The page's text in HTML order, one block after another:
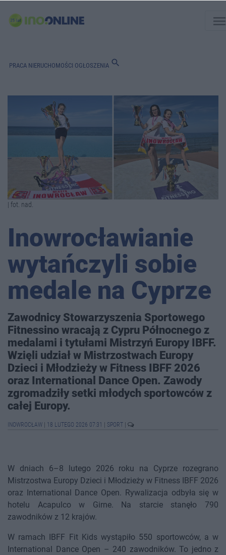
PRACA NIERUCHOMOŚCI OGŁOSZENIA search
| fot. nad.
Inowrocławianie
wytańczyli sobie
medale na Cyprze
Zawodnicy Stowarzyszenia Sportowego
Fitnessino wracają z Cypru Północnego z
medalami i tytułami Mistrzyń Europy IBFF.
Wzięli udział w Mistrzostwach Europy
Dzieci i Młodzieży w Fitness IBFF 2026
oraz International Dance Open. Zawody
zgromadziły setki młodych sportowców z
całej Europy.
INOWROCŁAW 18 LUTEGO 2026 07:31 SPORT
W dniach 6–8 lutego 2026 roku na Cyprze rozegrano
Mistrzostwa Europy Dzieci i Młodzieży w Fitness IBFF 2026
oraz International Dance Open. Rywalizacja odbyła się w
hotelu Acapulco w Girne. Na starcie stanęło 790
zawodników z 12 krajów.
W ramach IBFF Fit Kids wystąpiło 550 sportowców, a w
International Dance Open – 240 zawodników. To jedno z